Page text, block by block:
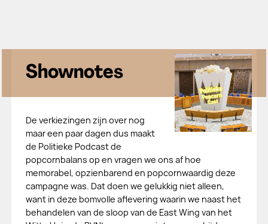
Shownotes
De verkiezingen zijn over nog
maar een paar dagen dus maakt
de Politieke Podcast de
popcornbalans op en vragen we ons af hoe
memorabel, opzienbarend en popcornwaardig deze
campagne was. Dat doen we gelukkig niet alleen,
want in deze bomvolle aflevering waarin we naast het
behandelen van de sloop van de East Wing van het